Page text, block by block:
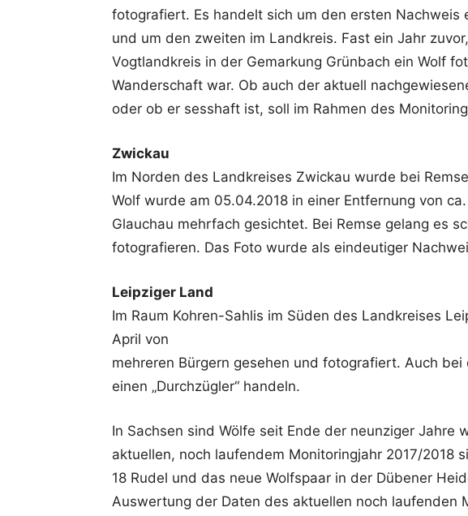
fotografiert. Es handelt sich um den ersten Nachweis
und um den zweiten im Landkreis. Fast ein Jahr
Vogtlandkreis in der Gemarkung Grünbach ein Wolf
Wanderschaft war. Ob auch der aktuell
oder ob er sesshaft ist, soll im Rahmen des
Zwickau
Im Norden des Landkreises Zwickau wurde bei
Wolf wurde am 05.04.2018 in einer Entfernung von
Glauchau mehrfach gesichtet. Bei Remse gelang es
fotografieren. Das Foto wurde als eindeutiger
Leipziger Land
Im Raum Kohren-Sahlis im Süden des Landkreises
April von
mehreren Bürgern gesehen und fotografiert. Auch
einen „Durchzügler“ handeln.
In Sachsen sind Wölfe seit Ende der neunziger Jahre
aktuellen, noch laufendem Monitoringjahr 2017/2018
18 Rudel und das neue Wolfspaar in der Dübener
Auswertung der Daten des aktuellen noch laufenden